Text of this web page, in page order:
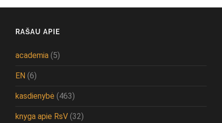
RAŠAU APIE
academia (5)
EN (6)
kasdienybė (463)
knyga apie RsV (32)